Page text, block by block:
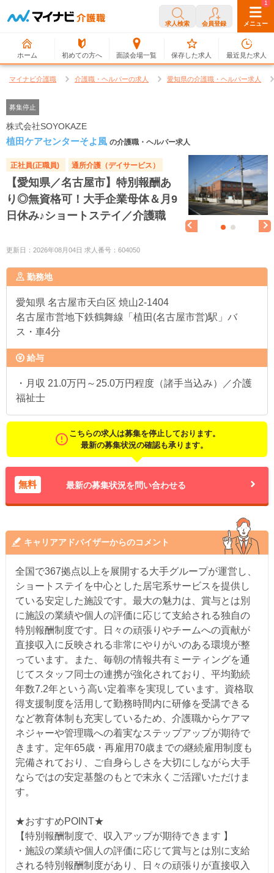
求人検索 会員登録 メニュー
ホーム 初めての方へ 面談会場一覧
0
保存した求人
1
最近見た求人
マイナビ介護職 介護職・ヘルパーの求人 愛知県の介護職・ヘルパー求人
募集停止
株式会社SOYOKAZE
植田ケアセンターそよ風 の介護職・ヘルパー求人
正社員(正職員) 通所介護（デイサービス）
【愛知県／名古屋市】特別報酬あ
り◎無資格可！大手企業母体＆月9
日休み♪ショートステイ／介護職
更新日：2026年08月04日 求人番号：604050
勤務地
愛知県 名古屋市天白区 焼山2-1404
名古屋市営地下鉄鶴舞線「植田(名古屋市営)駅」バ
ス・車4分
給与
・月収 21.0万円～25.0万円程度（諸手当込み）／介護
福祉士
こちらの求人は募集を停止しております。
最新の募集状況の確認も承ります。
無料 最新の募集状況を問い合わせる
キャリアアドバイザーからのコメント
全国で367拠点以上を展開する大手グループが運営し、
ショートステイを中心とした居宅系サービスを提供し
ている安定した施設です。最大の魅力は、賞与とは別
に施設の業績や個人の評価に応じて支給される独自の
特別報酬制度です。日々の頑張りやチームへの貢献が
直接収入に反映される非常にやりがいのある環境が整
っています。また、毎朝の情報共有ミーティングを通
じてスタッフ同士の連携が強化されており、平均勤続
年数7.2年という高い定着率を実現しています。資格取
得支援制度を活用して勤務時間内に研修を受講できる
など教育体制も充実しているため、介護職からケアマ
ネジャーや管理職への着実なステップアップが期待で
きます。定年65歳・再雇用70歳までの継続雇用制度も
完備されており、ご自身らしさを大切にしながら大手
ならではの安定基盤のもとで末永くご活躍いただけま
す。
★おすすめPOINT★
【特別報酬制度で、収入アップが期待できます 】
・施設の業績や個人の評価に応じて賞与とは別に支給
される特別報酬制度があり、日々の頑張りが直接収入